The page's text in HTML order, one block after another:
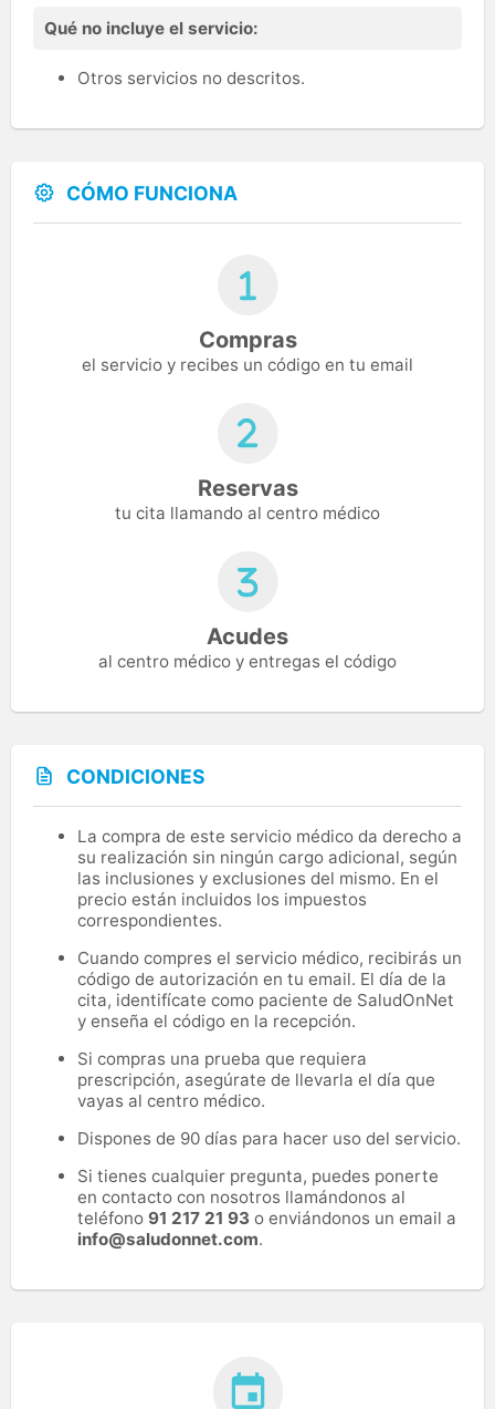
Qué no incluye el servicio:
Otros servicios no descritos.
CÓMO FUNCIONA
Compras
el servicio y recibes un código en tu email
Reservas
tu cita llamando al centro médico
Acudes
al centro médico y entregas el código
CONDICIONES
La compra de este servicio médico da derecho a
su realización sin ningún cargo adicional, según
las inclusiones y exclusiones del mismo. En el
precio están incluidos los impuestos
correspondientes.
Cuando compres el servicio médico, recibirás un
código de autorización en tu email. El día de la
cita, identifícate como paciente de SaludOnNet
y enseña el código en la recepción.
Si compras una prueba que requiera
prescripción, asegúrate de llevarla el día que
vayas al centro médico.
Dispones de 90 días para hacer uso del servicio.
Si tienes cualquier pregunta, puedes ponerte
en contacto con nosotros llamándonos al
teléfono 91 217 21 93 o enviándonos un email a
info@saludonnet.com.